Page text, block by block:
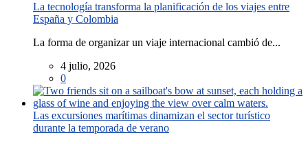
La tecnología transforma la planificación de los viajes entre
España y Colombia
La forma de organizar un viaje internacional cambió de...
4 julio, 2026
0
Las excursiones marítimas dinamizan el sector turístico
durante la temporada de verano